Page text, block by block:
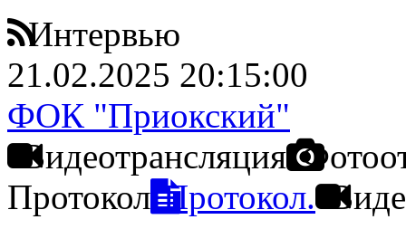
Интервью
21.02.2025 20:15:00
ФОК "Приокский"
Видеотрансляция
Протокол Протокол.